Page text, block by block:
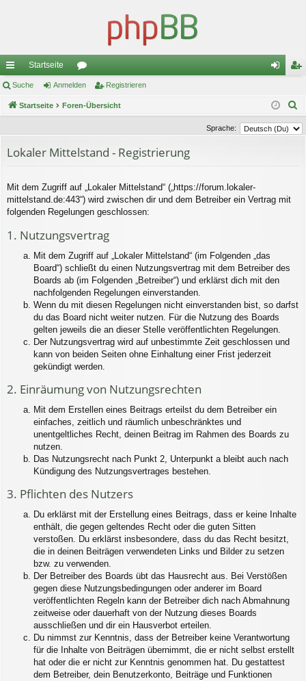
ch
ne
ug
Startseite
or
en m
el
ist
rie
Suche Anmelden Registrieren
Startseite Foren-Übersicht
c
Sprache:
Lokaler Mittelstand - Registrierung
Mit dem Zugriff auf „Lokaler Mittelstand“ („https://forum.lokaler-
mittelstand.de:443“) wird zwischen dir und dem Betreiber ein Vertrag mit
folgenden Regelungen geschlossen:
1. Nutzungsvertrag
Mit dem Zugriff auf „Lokaler Mittelstand“ (im Folgenden „das
Board“) schließt du einen Nutzungsvertrag mit dem Betreiber des
Boards ab (im Folgenden „Betreiber“) und erklärst dich mit den
nachfolgenden Regelungen einverstanden.
Wenn du mit diesen Regelungen nicht einverstanden bist, so darfst
du das Board nicht weiter nutzen. Für die Nutzung des Boards
gelten jeweils die an dieser Stelle veröffentlichten Regelungen.
Der Nutzungsvertrag wird auf unbestimmte Zeit geschlossen und
kann von beiden Seiten ohne Einhaltung einer Frist jederzeit
gekündigt werden.
2. Einräumung von Nutzungsrechten
Mit dem Erstellen eines Beitrags erteilst du dem Betreiber ein
einfaches, zeitlich und räumlich unbeschränktes und
unentgeltliches Recht, deinen Beitrag im Rahmen des Boards zu
nutzen.
Das Nutzungsrecht nach Punkt 2, Unterpunkt a bleibt auch nach
Kündigung des Nutzungsvertrages bestehen.
3. Pflichten des Nutzers
Du erklärst mit der Erstellung eines Beitrags, dass er keine Inhalte
enthält, die gegen geltendes Recht oder die guten Sitten
verstoßen. Du erklärst insbesondere, dass du das Recht besitzt,
die in deinen Beiträgen verwendeten Links und Bilder zu setzen
bzw. zu verwenden.
Der Betreiber des Boards übt das Hausrecht aus. Bei Verstößen
gegen diese Nutzungsbedingungen oder anderer im Board
veröffentlichten Regeln kann der Betreiber dich nach Abmahnung
zeitweise oder dauerhaft von der Nutzung dieses Boards
ausschließen und dir ein Hausverbot erteilen.
Du nimmst zur Kenntnis, dass der Betreiber keine Verantwortung
für die Inhalte von Beiträgen übernimmt, die er nicht selbst erstellt
hat oder die er nicht zur Kenntnis genommen hat. Du gestattest
dem Betreiber, dein Benutzerkonto, Beiträge und Funktionen